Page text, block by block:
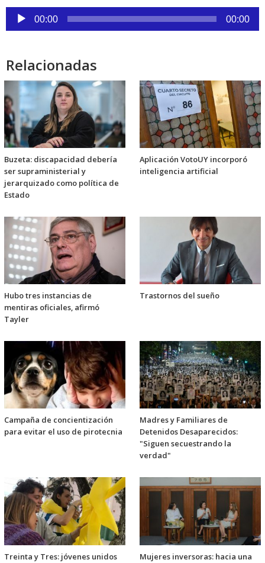
Reproductor
de
00:00 00:00
Relacionadas
Buzeta: discapacidad debería
ser supraministerial y
jerarquizado como política de
Estado
Aplicación VotoUY incorporó
inteligencia artificial
Hubo tres instancias de
mentiras oficiales, afirmó
Tayler
Trastornos del sueño
Campaña de concientización
para evitar el uso de pirotecnia
Madres y Familiares de
Detenidos Desaparecidos:
"Siguen secuestrando la
verdad"
Treinta y Tres: jóvenes unidos
Mujeres inversoras: hacia una